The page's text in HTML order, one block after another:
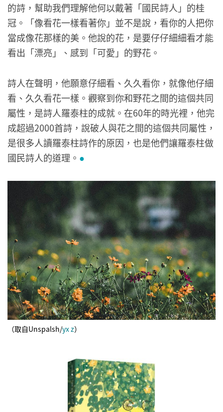
的詩，幫助我們理解他何以戴著「國民詩人」的桂
冠。「像看花一樣看著你」並不是說，看你的人把你
當成像花那樣的美。他說的花，是要仔仔細細看才能
看出「漂亮」、感到「可愛」的野花。
詩人在聲明，他願意仔細看、久久看你，就像他仔細
看、久久看花一樣。觀察到你和野花之間的這個共同
屬性，是詩人羅泰柱的成就。在60年的時光裡，他完
成超過2000首詩，說破人與花之間的這個共同屬性，
是很多人讀羅泰柱詩作的原因，也是他們讓羅泰柱做
國民詩人的道理。 ●
（取自Unspalsh/yx z）